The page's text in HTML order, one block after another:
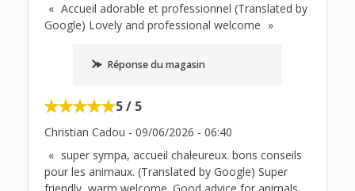
Accueil adorable et professionnel (Translated by
Google) Lovely and professional welcome
Réponse du magasin
5 / 5
Christian Cadou - 09/06/2026 - 06:40
super sympa, accueil chaleureux. bons conseils
pour les animaux. (Translated by Google) Super